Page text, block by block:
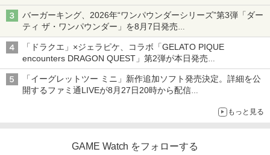
発売から2週間は20%オフになるセールが実施
バーガーキング、2026年“ワンパウンダーシリーズ”第3弾「ダー
ティ ザ・ワンパウンダー」を8月7日発売
「特製ガーリックマヨソース」を使用した超大型チーズバーガー
「ドラクエ」×ジェラピケ、コラボ「GELATO PIQUE
encounters DRAGON QUEST」第2弾が本日発売
アイスカップに入ったスライムやわたぼう、ベビーサタンなどが
オリジナルアートで登場
「イーグレットツー ミニ」新作追加ソフト発売決定。詳細を公
開するファミ通LIVEが8月27日20時から配信
もっと見る
GAME Watch をフォローする